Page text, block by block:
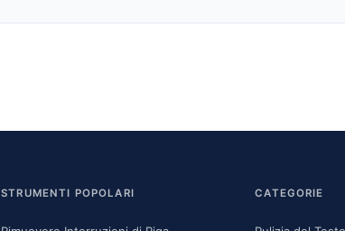
STRUMENTI POPOLARI CATEGORIE